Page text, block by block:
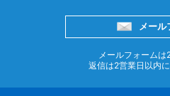
メール
メールフォーム
返信は2営業日以内